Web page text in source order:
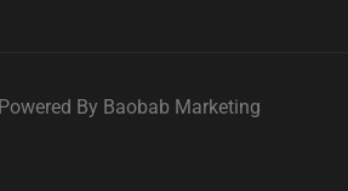
Powered By Baobab Marketing